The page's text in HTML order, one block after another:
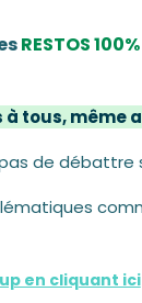
RESTOS
à tous, même
de débattre
en cliquant ici